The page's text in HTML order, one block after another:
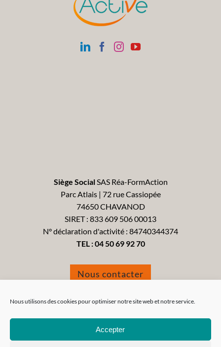
Nous utilisons des cookies pour optimiser notre site web et notre service.
Accepter
Siège SocialSAS Réa-FormAction
Parc Atlais | 72 rue Cassiopée
74650 CHAVANOD
SIRET : 833 609 506 00013
N° déclaration d'activité : 84740344374
TEL :04 50 69 92 70
Nous contacter